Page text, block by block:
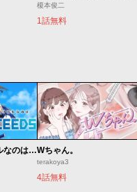
榎本俊二
1話無料
魔法少女リリカルなのは EXCEEDSWちゃん。
terakoya3
4話無料